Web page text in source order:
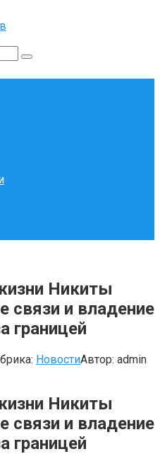
Никиты
связи и владение
границей
НовостиАвтор: admin
Никиты
связи и владение
границей